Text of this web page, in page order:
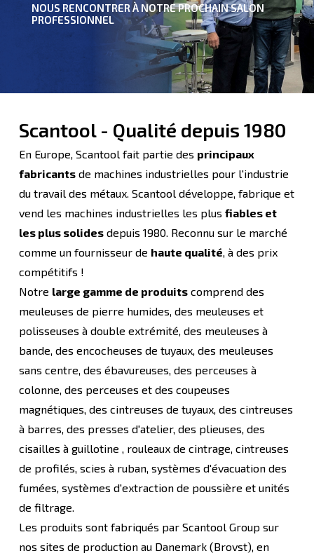
NOUS RENCONTRER À NOTRE PROCHAIN SALON
PROFESSIONNEL
Scantool - Qualité depuis 1980
En Europe, Scantool fait partie des principaux
fabricantsde machines industrielles pour l'industrie
du travail des métaux. Scantool développe, fabrique et
vend les machines industrielles les plus fiables et
les plus solidesdepuis 1980. Reconnu sur le marché
comme un fournisseur de haute qualité, à des prix
compétitifs !
Notre large gamme de produitscomprend des
meuleuses de pierre humides, des meuleuses et
polisseuses à double extrémité, des meuleuses à
bande, des encocheuses de tuyaux, des meuleuses
sans centre, des ébavureuses, des perceuses à
colonne, des perceuses et des coupeuses
magnétiques, des cintreuses de tuyaux, des cintreuses
à barres, des presses d'atelier, des plieuses, des
cisailles à guillotine , rouleaux de cintrage, cintreuses
de profilés, scies à ruban, systèmes d'évacuation des
fumées, systèmes d'extraction de poussière et unités
de filtrage.
Les produits sont fabriqués par Scantool Group sur
nos sites de production au Danemark (Brovst), en